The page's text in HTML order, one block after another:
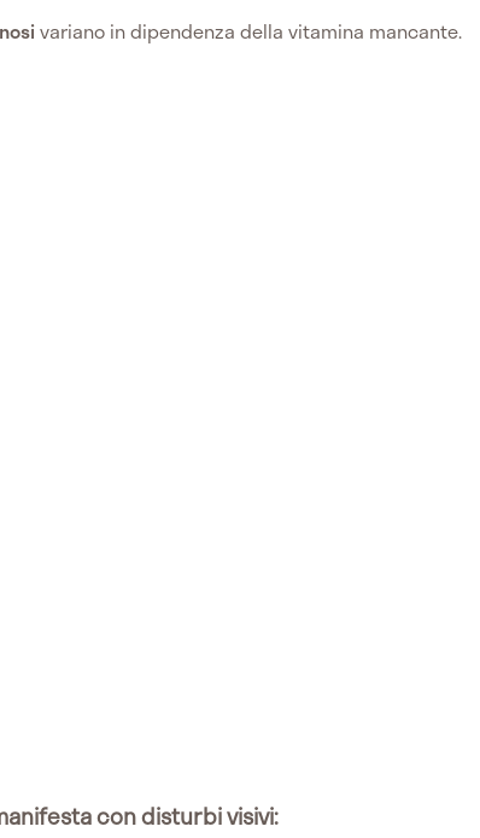
variano in dipendenza della vitamina mancante.
con disturbi visivi: